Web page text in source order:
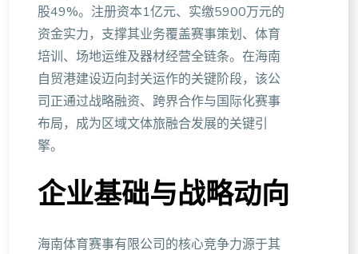
股49%。注册资本1亿元、实缴5900万元的
资金实力，支撑其业务覆盖赛事策划、体育
培训、场地运维及器材经营全链条。在海南
自贸港建设迈向封关运作的关键阶段，该公
司正通过战略融资、跨界合作与国际化赛事
布局，成为区域文体旅融合发展的关键引
擎。
企业基础与战略动向
海南体育赛事有限公司的核心竞争力源于其